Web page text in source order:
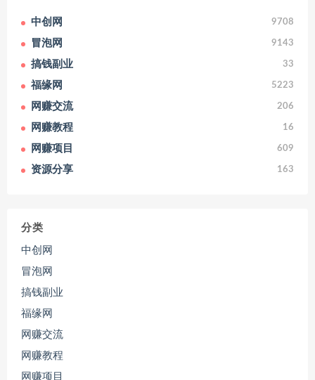
中创网 9708
冒泡网 9143
搞钱副业 33
福缘网 5223
网赚交流 206
网赚教程 16
网赚项目 609
资源分享 163
分类
中创网
冒泡网
搞钱副业
福缘网
网赚交流
网赚教程
网赚项目